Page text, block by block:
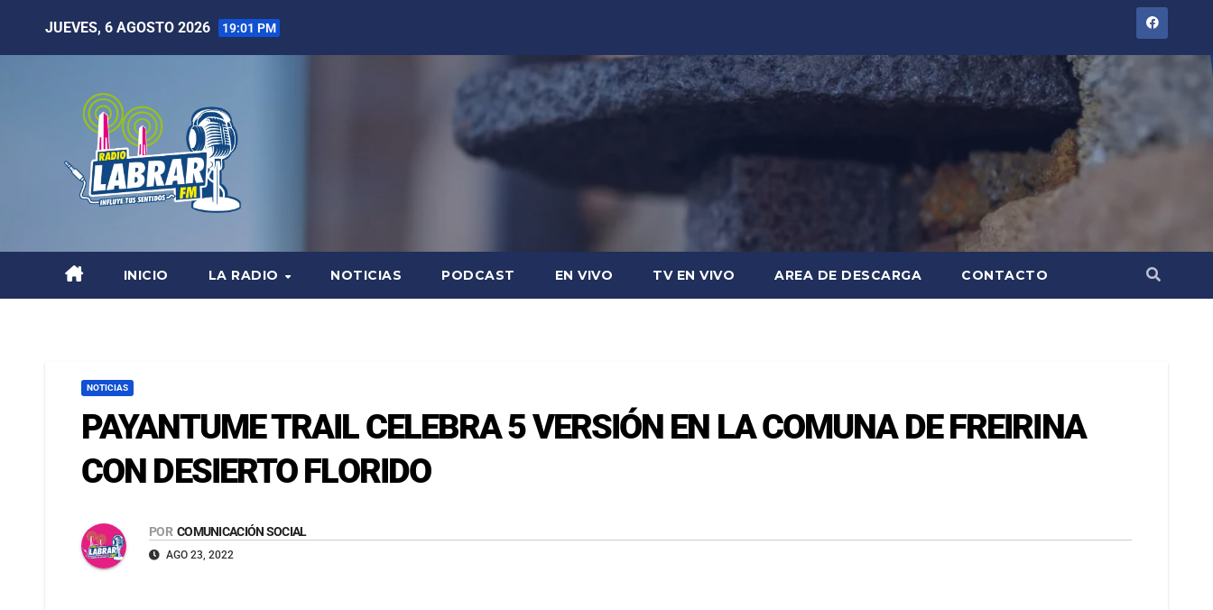
JUEVES, 6 AGOSTO 2026 19:01 PM
INICIO LA RADIO NOTICIAS PODCAST EN VIVO TV EN VIVO AREA DE DESCARGA CONTACTO
NOTICIAS
PAYANTUME TRAIL CELEBRA 5 VERSIÓN EN LA COMUNA DE FREIRINA
CON DESIERTO FLORIDO
POR COMUNICACIÓN SOCIAL
AGO 23, 2022